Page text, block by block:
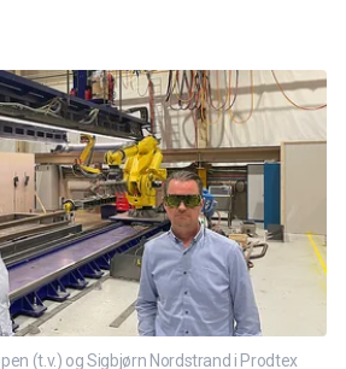
(t.v.) og Sigbjørn Nordstrand i Prodtex